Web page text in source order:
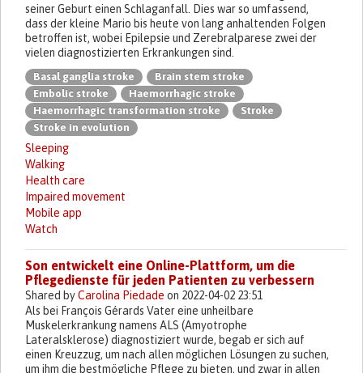
seiner Geburt einen Schlaganfall. Dies war so umfassend,
dass der kleine Mario bis heute von lang anhaltenden Folgen
betroffen ist, wobei Epilepsie und Zerebralparese zwei der
vielen diagnostizierten Erkrankungen sind.
Basal ganglia stroke
Brain stem stroke
Embolic stroke
Haemorrhagic stroke
Haemorrhagic transformation stroke
Stroke
Stroke in evolution
Sleeping
Walking
Health care
Impaired movement
Mobile app
Watch
Son entwickelt eine Online-Plattform, um die
Pflegedienste für jeden Patienten zu verbessern
Shared byCarolina Piedade on 2022-04-02 23:51
Als bei François Gérards Vater eine unheilbare
Muskelerkrankung namens ALS (Amyotrophe
Lateralsklerose) diagnostiziert wurde, begab er sich auf
einen Kreuzzug, um nach allen möglichen Lösungen zu suchen,
um ihm die bestmögliche Pflege zu bieten, und zwar in allen